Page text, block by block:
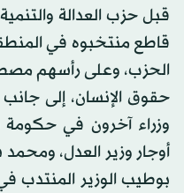
قبل حزب العدالة
قاطع منتخبوه في
الحزب، وعلى رأسهم
حقوق الإنسان، إلى
وزراء آخرون في حكومة
أوجار وزير العدل، ومحمد
بوطيب الوزير المنتدب